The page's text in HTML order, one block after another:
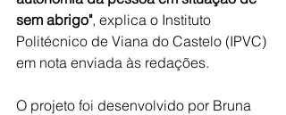
sem abrigo", explica o Instituto
Politécnico de Viana do Castelo (IPVC)
em nota enviada às redações.
O projeto foi desenvolvido por Bruna